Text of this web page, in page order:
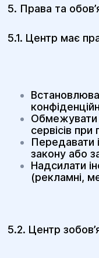
5. Права та
5.1. Центр має
Обмежувати
сервісів при
Передавати
закону або
Надсилати
(рекламні,
5.2. Центр